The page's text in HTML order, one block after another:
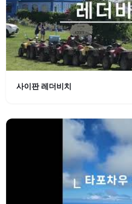
사이판 레더비치